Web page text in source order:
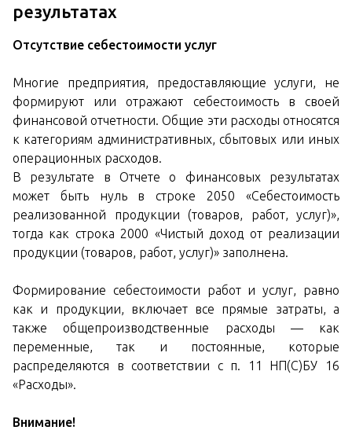
результатах
Отсутствие себестоимости услуг
Многие предприятия, предоставляющие услуги, не
формируют или отражают себестоимость в своей
финансовой отчетности. Общие эти расходы относятся
к категориям административных, сбытовых или иных
операционных расходов.
В результате в Отчете о финансовых результатах
может быть нуль в строке 2050 «Себестоимость
реализованной продукции (товаров, работ, услуг)»,
тогда как строка 2000 «Чистый доход от реализации
продукции (товаров, работ, услуг)» заполнена.
Формирование себестоимости работ и услуг, равно
как и продукции, включает все прямые затраты, а
также общепроизводственные расходы — как
переменные, так и постоянные, которые
распределяются в соответствии с п. 11 НП(С)БУ 16
«Расходы».
Внимание!